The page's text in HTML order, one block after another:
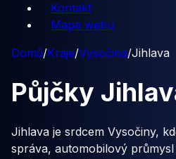
Kontakt
Mapa webu
Domů/Kraje/Vysočina/Jihlava
Půjčky
Jihlava je srdcem Vysočiny,
správa, automobilový průmysl